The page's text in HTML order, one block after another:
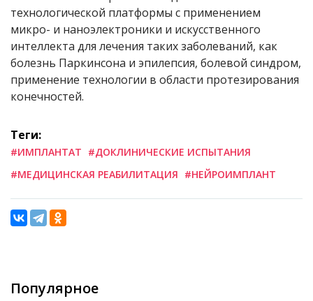
технологической платформы с применением
микро- и наноэлектроники и искусственного
интеллекта для лечения таких заболеваний, как
болезнь Паркинсона и эпилепсия, болевой синдром,
применение технологии в области протезирования
конечностей.
Теги:
#ИМПЛАНТАТ #ДОКЛИНИЧЕСКИЕ ИСПЫТАНИЯ
#МЕДИЦИНСКАЯ РЕАБИЛИТАЦИЯ #НЕЙРОИМПЛАНТ
Популярное